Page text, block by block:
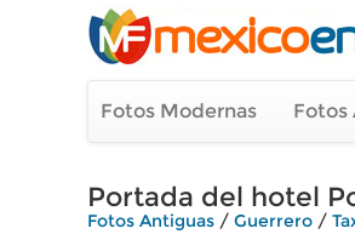
Fotos Modernas Fotos
Portada del hotel
Fotos Antiguas / Guerrero /